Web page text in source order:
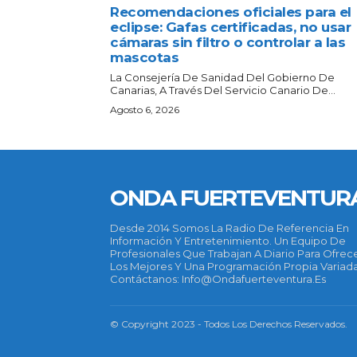
Recomendaciones oficiales para el
eclipse: Gafas certificadas, no usar
cámaras sin filtro o controlar a las
mascotas
La Consejería De Sanidad Del Gobierno De
Canarias, A Través Del Servicio Canario De...
Agosto 6, 2026
ONDA
Desde 2014 Somos La Radio De Referencia En
Información Y Entretenimiento. Un Equipo De
Profesionales Que Trabajan A Diario Para
Los Mejores Y Una Programación Propia
Contáctanos: Info@ondafuerteventura.es
© Copyright 2023 - Todos Los Derechos Reservados.